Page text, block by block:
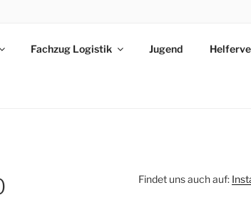
Fachzug Logistik Jugend
Findet uns auch auf: